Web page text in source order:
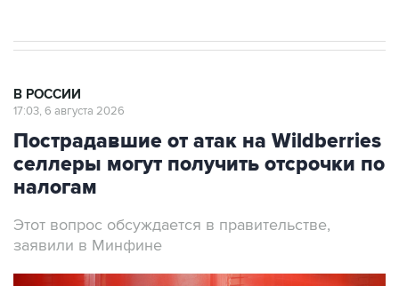
В РОССИИ
17:03, 6 августа 2026
Пострадавшие от атак на Wildberries
селлеры могут получить отсрочки по
налогам
Этот вопрос обсуждается в правительстве,
заявили в Минфине